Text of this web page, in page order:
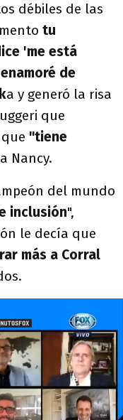
débiles de las
tu
'me está
de
a y generó la risa
que
"tiene
Nancy.
del mundo
inclusión",
le decía que
más a Corral